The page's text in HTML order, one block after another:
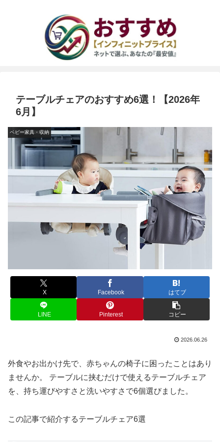
テーブルチェアのおすすめ6選！【2026年
6月】
ベビー家具・収納
X Facebook はてブ
LINE Pinterest コピー
2026.06.26
外食やお出かけ先で、赤ちゃんの椅子に困ったことはあり
ませんか。 テーブルに挟むだけで使えるテーブルチェア
を、持ち運びやすさと洗いやすさで6個選びました。
この記事で紹介するテーブルチェア6選